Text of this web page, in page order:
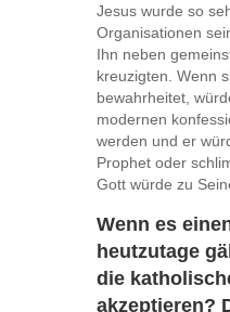
Jesus wurde so
Organisationen
Ihn neben
kreuzigten. Wenn
bewahrheitet,
modernen
werden und er
Prophet oder
Gott würde zu
Wenn es
heutzutage
die
akzeptieren?